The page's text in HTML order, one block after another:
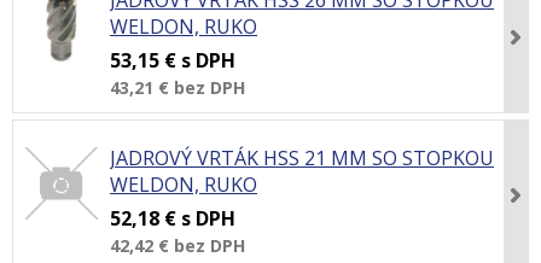
WELDON, RUKO
53,15 € s DPH
43,21 € bez DPH
JADROVÝ VRTÁK HSS 21 MM SO STOPKOU
WELDON, RUKO
52,18 € s DPH
42,42 € bez DPH